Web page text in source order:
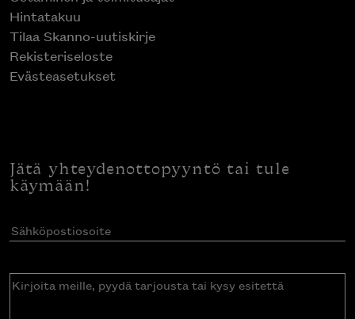
Hintatakuu
Tilaa Skanno-uutiskirje
Rekisteriseloste
Evästeasetukset
Jätä yhteydenottopyyntö tai tule
käymään!
Sähköpostiosoite(Pakollinen)
Kirjoita